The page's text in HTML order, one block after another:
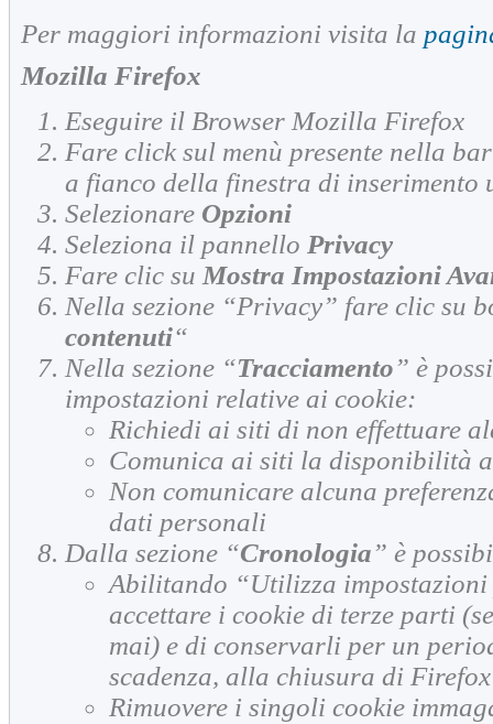
Per maggiori informazioni visita la
Mozilla Firefox
Eseguire il Browser Mozilla Firefox
Fare click sul menù presente nella
a fianco della finestra di inserimento
Selezionare Opzioni
Seleziona il pannello Privacy
Fare clic su Mostra Impostazioni
Nella sezione “Privacy” fare clic su
contenuti“
Nella sezione “Tracciamento” è
impostazioni relative ai cookie:
Richiedi ai siti di non effettuare
Comunica ai siti la disponibilità
Non comunicare alcuna
dati personali
Dalla sezione “Cronologia” è
Abilitando “Utilizza impostazioni
accettare i cookie di terze parti
mai) e di conservarli per un
scadenza, alla chiusura di
Rimuovere i singoli cookie